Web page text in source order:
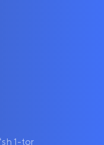
1-tor